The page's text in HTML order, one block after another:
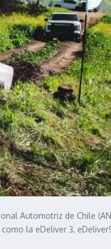
Automotriz de Chile
la eDeliver 3,